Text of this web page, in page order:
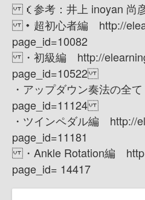
（参考：井上 inoyan 尚彦
・超初心者編 http://
page_id=10082
・初級編 http://
page_id=10522
・アップダウン奏法の全
page_id=11124
・ツインペダル編 http://
page_id=11181
・Ankle Rotation編
page_id= 14417